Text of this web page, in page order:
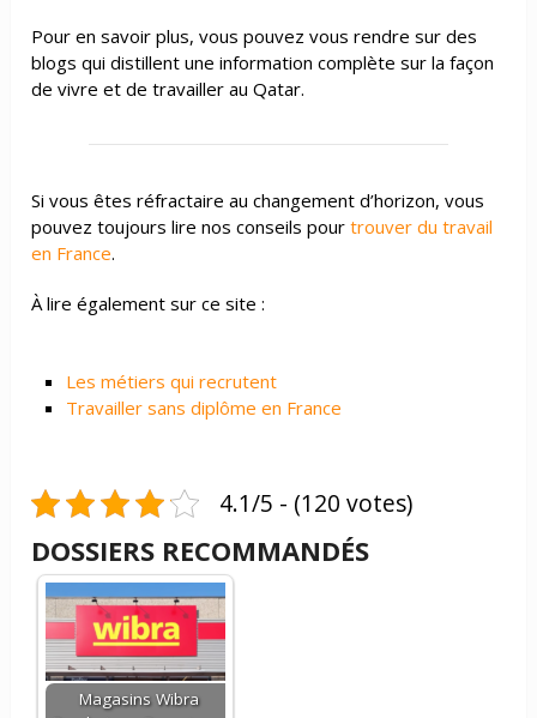
Pour en savoir plus, vous pouvez vous rendre sur des
blogs qui distillent une information complète sur la façon
de vivre et de travailler au Qatar.
Si vous êtes réfractaire au changement d’horizon, vous
pouvez toujours lire nos conseils pourtrouver du travail
en France.
À lire également sur ce site :
Les métiers qui recrutent
Travailler sans diplôme en France
4.1/5 - (120 votes)
DOSSIERS RECOMMANDÉS
Magasins Wibra